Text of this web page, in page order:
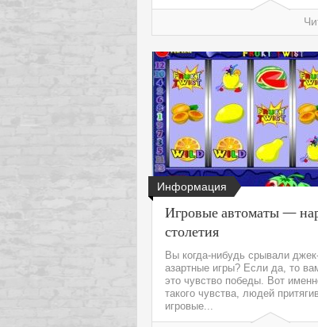
Информация
Игровые автоматы —
столетия
Вы когда-нибудь срывали
азартные игры? Если да, то
это чувство победы. Вот
такого чувства, людей
игровые...